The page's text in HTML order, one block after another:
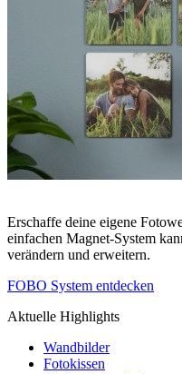
Erschaffe deine eigene
einfachen Magnet-System
verändern und erweitern.
FOBO System entdecken
Aktuelle Highlights
Wandbilder
Fotokissen